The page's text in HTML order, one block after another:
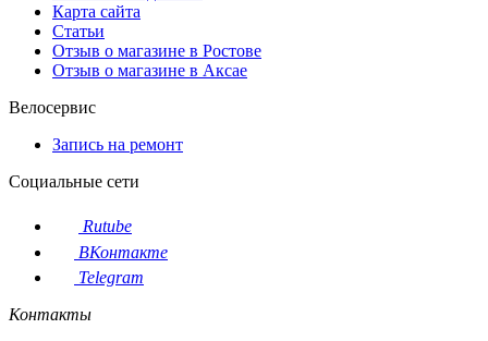
Карта сайта
Статьи
Отзыв о магазине в Ростове
Отзыв о магазине в Аксае
Велосервис
Запись на ремонт
Социальные сети
Rutube
ВКонтакте
Telegram
Контакты